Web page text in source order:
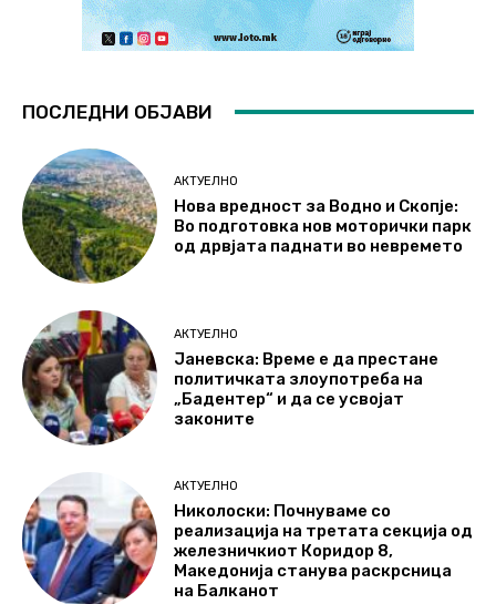
ПОСЛЕДНИ ОБЈАВИ
АКТУЕЛНО
Нова вредност за Водно и Скопје:
Во подготовка нов моторички парк
од дрвјата паднати во невремето
АКТУЕЛНО
Јаневска: Време е да престане
политичката злоупотреба на
„Бадентер“ и да се усвојат
законите
АКТУЕЛНО
Николоски: Почнуваме со
реализација на третата секција од
железничкиот Коридор 8,
Македонија станува раскрсница
на Балканот